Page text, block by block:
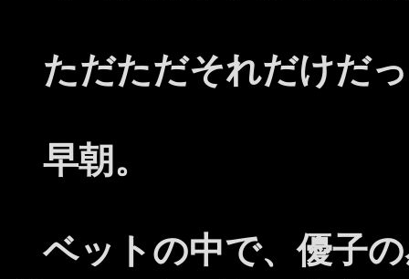
ただただそれだけだ
早朝。
ベットの中で、優子